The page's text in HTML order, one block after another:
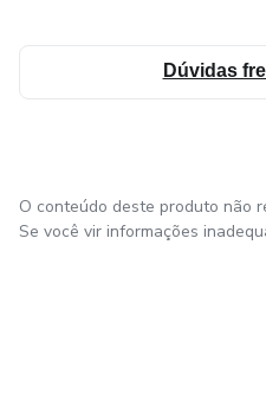
Dúvidas
O conteúdo deste produto não
Se você vir informações